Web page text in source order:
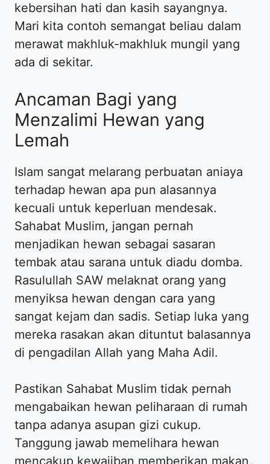
kebersihan hati dan kasih sayangnya.
Mari kita contoh semangat beliau dalam
merawat makhluk-makhluk mungil yang
ada di sekitar.
Ancaman Bagi yang
Menzalimi Hewan yang
Lemah
Islam sangat melarang perbuatan aniaya
terhadap hewan apa pun alasannya
kecuali untuk keperluan mendesak.
Sahabat Muslim, jangan pernah
menjadikan hewan sebagai sasaran
tembak atau sarana untuk diadu domba.
Rasulullah SAW melaknat orang yang
menyiksa hewan dengan cara yang
sangat kejam dan sadis. Setiap luka yang
mereka rasakan akan dituntut balasannya
di pengadilan Allah yang Maha Adil.
Pastikan Sahabat Muslim tidak pernah
mengabaikan hewan peliharaan di rumah
tanpa adanya asupan gizi cukup.
Tanggung jawab memelihara hewan